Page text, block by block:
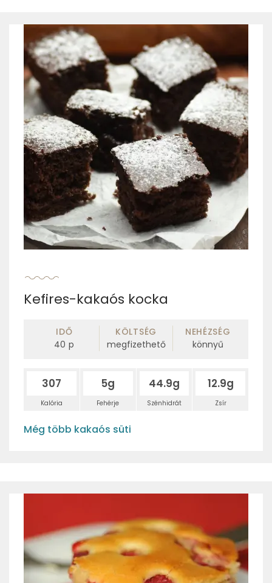
Kefires-kakaós kocka
IDŐ
40 p
KÖLTSÉG
megfizethető
NEHÉZSÉG
könnyű
307
Kalória
5g
Fehérje
44.9g
Szénhidrát
12.9g
Zsír
Még több kakaós süti